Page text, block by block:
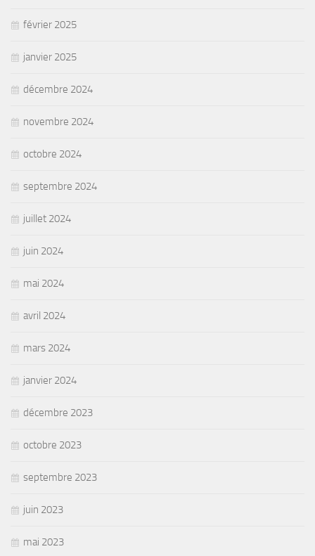
février 2025
janvier 2025
décembre 2024
novembre 2024
octobre 2024
septembre 2024
juillet 2024
juin 2024
mai 2024
avril 2024
mars 2024
janvier 2024
décembre 2023
octobre 2023
septembre 2023
juin 2023
mai 2023